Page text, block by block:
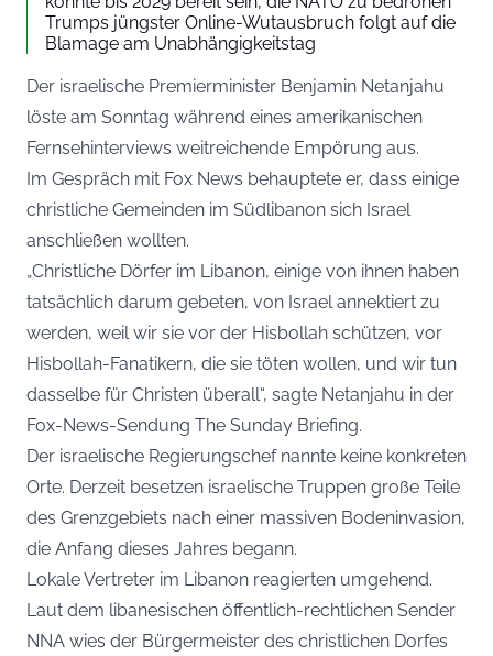
Trumps jüngster Online-Wutausbruch folgt auf die
Blamage am Unabhängigkeitstag
Der israelische Premierminister Benjamin Netanjahu
löste am Sonntag während eines amerikanischen
Fernsehinterviews weitreichende Empörung aus.
Im Gespräch mit Fox News behauptete er, dass einige
christliche Gemeinden im Südlibanon sich Israel
anschließen wollten.
„Christliche Dörfer im Libanon, einige von ihnen haben
tatsächlich darum gebeten, von Israel annektiert zu
werden, weil wir sie vor der Hisbollah schützen, vor
Hisbollah-Fanatikern, die sie töten wollen, und wir tun
dasselbe für Christen überall“, sagte Netanjahu in der
Fox-News-Sendung The Sunday Briefing.
Der israelische Regierungschef nannte keine konkreten
Orte. Derzeit besetzen israelische Truppen große Teile
des Grenzgebiets nach einer massiven Bodeninvasion,
die Anfang dieses Jahres begann.
Lokale Vertreter im Libanon reagierten umgehend.
Laut dem libanesischen öffentlich-rechtlichen Sender
NNA wies der Bürgermeister des christlichen Dorfes